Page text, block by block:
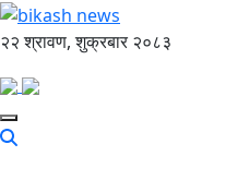
२२ श्रावण, शुक्रबार २०८३